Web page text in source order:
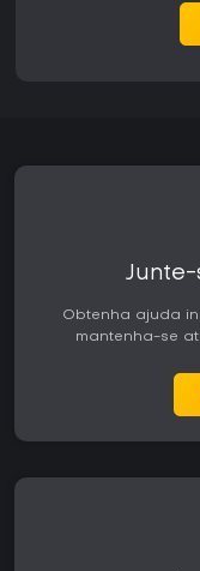
Junte-
Obtenha ajuda
mantenha-se